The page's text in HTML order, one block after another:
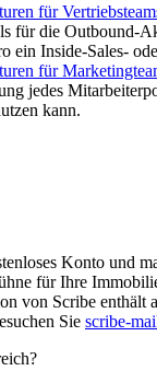
für
für die Outbound-
ein Inside-Sales-
für
jedes
kann.
Konto und
für Ihre
von Scribe enthält
Sie scribe-